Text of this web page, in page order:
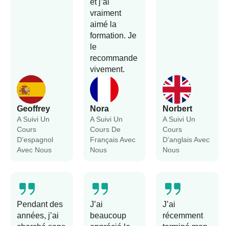
Geoffrey
A Suivi Un
Cours
D’espagnol
Avec Nous
Nora
A Suivi Un
Cours De
Français Avec
Nous
et j’ai
vraiment
aimé la
formation. Je
le
recommande
vivement.
Norbert
A Suivi Un
Cours
D’anglais Avec
Nous
Pendant des
années, j’ai
J’ai
beaucoup
J’ai
récemment